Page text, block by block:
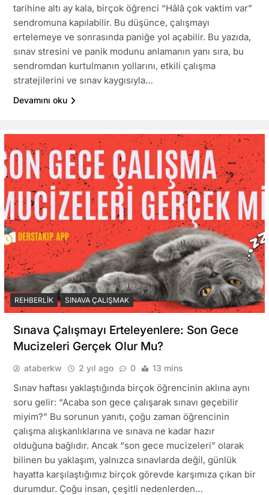
tarihine altı ay kala, birçok öğrenci “Hâlâ çok vaktim var”
sendromuna kapılabilir. Bu düşünce, çalışmayı
ertelemeye ve sonrasında paniğe yol açabilir. Bu yazıda,
sınav stresini ve panik modunu anlamanın yanı sıra, bu
sendromdan kurtulmanın yollarını, etkili çalışma
stratejilerini ve sınav kaygısıyla…
Devamını oku
REHBERLIK SINAVA ÇALIŞMAK
Sınava Çalışmayı Erteleyenlere: Son Gece
Mucizeleri Gerçek Olur Mu?
ataberkw 2 yıl ago 0 13 mins
Sınav haftası yaklaştığında birçok öğrencinin aklına aynı
soru gelir: “Acaba son gece çalışarak sınavı geçebilir
miyim?” Bu sorunun yanıtı, çoğu zaman öğrencinin
çalışma alışkanlıklarına ve sınava ne kadar hazır
olduğuna bağlıdır. Ancak “son gece mucizeleri” olarak
bilinen bu yaklaşım, yalnızca sınavlarda değil, günlük
hayatta karşılaştığımız birçok görevde karşımıza çıkan bir
durumdur. Çoğu insan, çeşitli nedenlerden…